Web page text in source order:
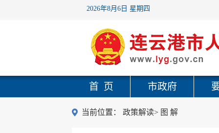
2026年8月6日 星期四
首 页 市政府
当前位置： 政策解读> 图 解